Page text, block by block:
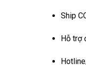
Ship
Hỗ trợ